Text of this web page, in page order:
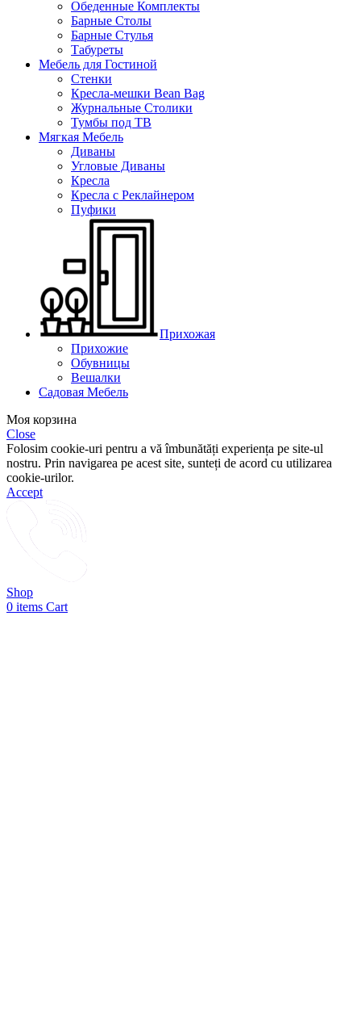
Обеденные Комплекты
Барные Столы
Барные Стулья
Табуреты
Мебель для Гостиной
Стенки
Кресла-мешки Bean Bag
Журнальные Столики
Тумбы под ТВ
Мягкая Мебель
Диваны
Угловые Диваны
Кресла
Кресла с Реклайнером
Пуфики
Прихожая
Прихожие
Обувницы
Вешалки
Садовая Мебель
Моя корзина
Close
Folosim cookie-uri pentru a vă îmbunătăți experiența pe site-ul
nostru. Prin navigarea pe acest site, sunteți de acord cu utilizarea
cookie-urilor.
Accept
Shop
0 items Cart